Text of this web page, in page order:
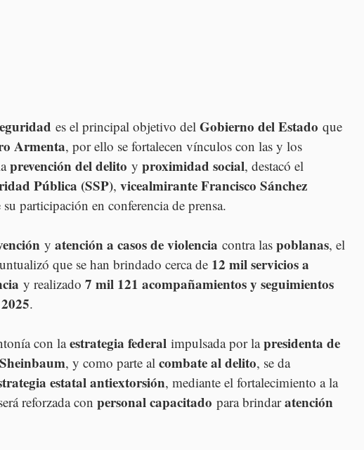
es el principal objetivo del Gobierno del Estado que
Armenta, por ello se fortalecen vínculos con las y los
prevención del delito y proximidad social, destacó el
Pública (SSP), vicealmirante Francisco Sánchez
su participación en conferencia de prensa.
y atención a casos de violencia contra las poblanas, el
que se han brindado cerca de 12 mil servicios a
y realizado 7 mil 121 acompañamientos y seguimientos
2025.
con la estrategia federal impulsada por la presidenta de
, y como parte al combate al delito, se da
estatal antiextorsión, mediante el fortalecimiento a la
reforzada con personal capacitado para brindar atención